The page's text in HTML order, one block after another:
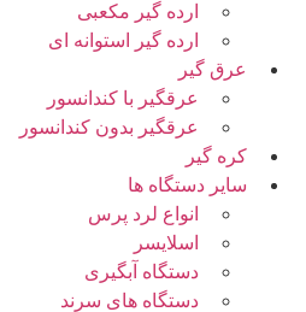
ارده گیر مکعبی
ارده گیر استوانه ای
عرق گیر
عرقگیر با کندانسور
عرقگیر بدون کندانسور
کره گیر
سایر دستگاه ها
انواع لرد پرس
اسلایسر
دستگاه آبگیری
دستگاه های سرند